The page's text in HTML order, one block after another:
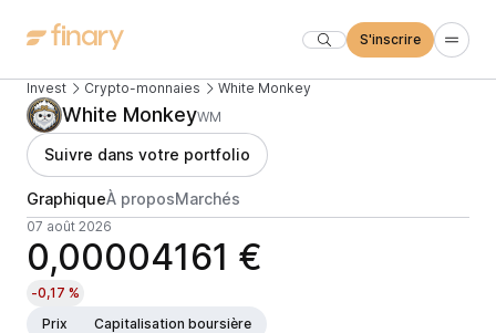
S'inscrire
Invest Crypto-monnaies White Monkey
White MonkeyWM
Suivre dans votre portfolio
GraphiqueÀ proposMarchés
07 août 2026
0,00004161 €
-0,17 %
Prix
Capitalisation boursière